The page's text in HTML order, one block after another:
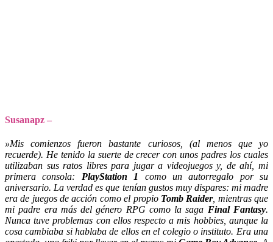
Susanapz –
»Mis comienzos fueron bastante curiosos, (al menos que yo
recuerde). He tenido la suerte de crecer con unos padres los cuales
utilizaban sus ratos libres para jugar a videojuegos y, de ahí, mi
primera consola: PlayStation 1 como un autorregalo por su
aniversario. La verdad es que tenían gustos muy dispares: mi madre
era de juegos de acción como el propio Tomb Raider, mientras que
mi padre era más del género RPG como la saga Final Fantasy.
Nunca tuve problemas con ellos respecto a mis hobbies, aunque la
cosa cambiaba si hablaba de ellos en el colegio o instituto. Era una